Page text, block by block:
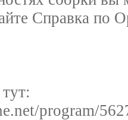
Справка по
program/